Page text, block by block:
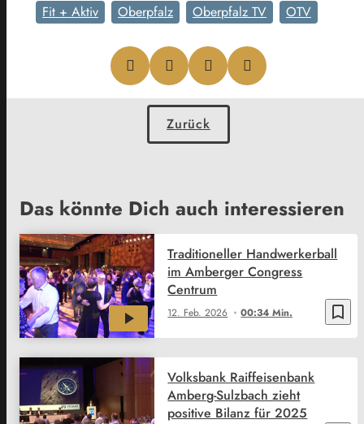
Fit + Aktiv
Oberpfalz Oberpfalz TV OTV
Zurück
Das könnte Dich auch interessieren
bookmark_border
12. Feb. 2026 00:34 Min.
Traditioneller Handwerkerball
im Amberger Congress
Centrum
Volksbank Raiffeisenbank
Amberg-Sulzbach zieht
positive Bilanz für 2025